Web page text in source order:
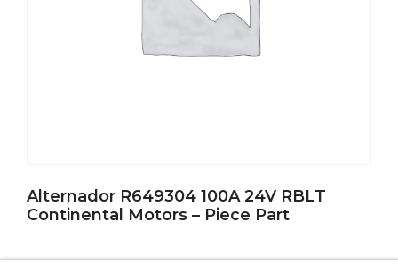
Alternador R649304 100A 24V RBLT
Continental Motors – Piece Part